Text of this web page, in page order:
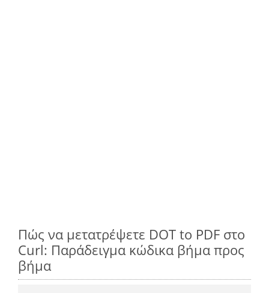
Πώς να μετατρέψετε DOT to PDF στο
Curl: Παράδειγμα κώδικα βήμα προς
βήμα